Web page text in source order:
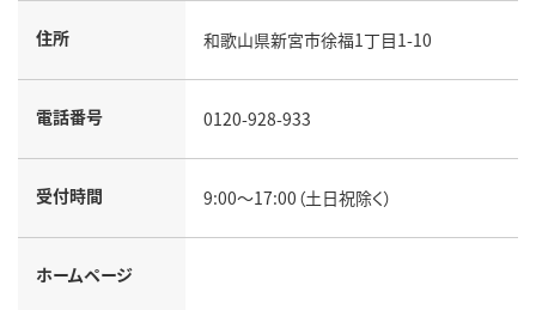
住所 和歌山県新宮市徐福1丁目1-10
電話番号 0120-928-933
受付時間 9:00～17:00（土日祝除く）
ホームページ